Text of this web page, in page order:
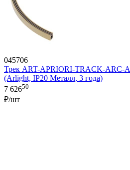
045706
Трек ART-APRIORI-TRACK-ARC-
(Arlight, IP20 Металл, 3 года)
7 62650
₽/шт